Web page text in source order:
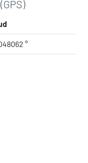
(GPS)
°